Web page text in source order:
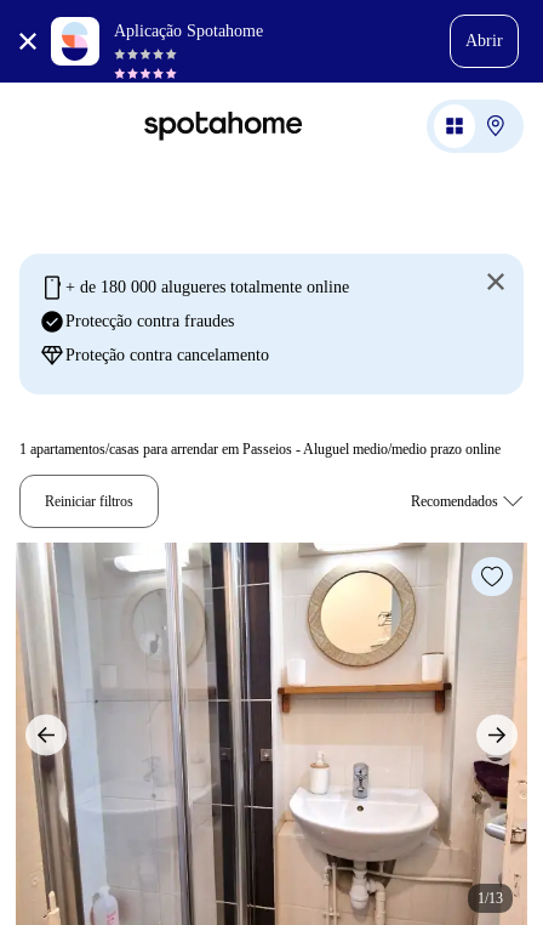
Aplicação Spotahome
Abrir
mobile + de 180 000 alugueres totalmente online
check_circleProtecção contra fraudes
diamondProteção contra cancelamento
1 apartamentos/casas para arrendar em Passeios - Aluguel medio/medio prazo online
Reiniciar filtros
1/13